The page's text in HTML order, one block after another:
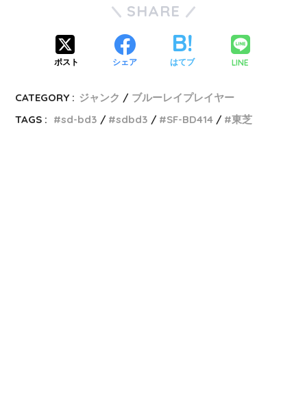
SHARE
ポスト シェア はてブ LINE
CATEGORY : ジャンク
ブルーレイプレイヤー
TAGS :
sd-bd3 sdbd3 SF-BD414 東芝